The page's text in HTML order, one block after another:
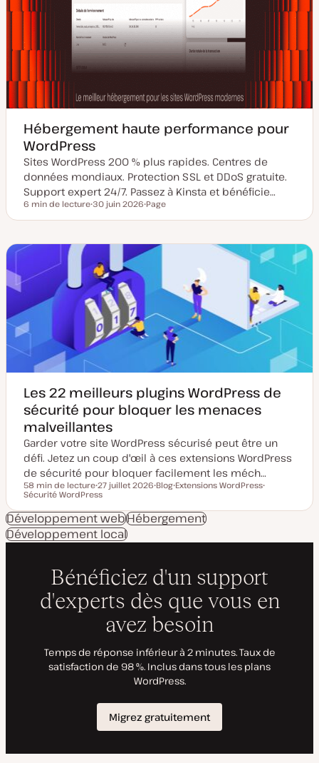
Hébergement haute performance pour
WordPress
Sites WordPress 200 % plus rapides. Centres de
données mondiaux. Protection SSL et DDoS gratuite.
Support expert 24/7. Passez à Kinsta et bénéficie…
Temps de lecture
6 min de lecture
a
m
s
e
à
j
o
u
r
30 juin 2026
y
d
u
c
a
t
i
Page
Les 22 meilleurs plugins WordPress de
sécurité pour bloquer les menaces
malveillantes
Garder votre site WordPress sécurisé peut être un
défi. Jetez un coup d'œil à ces extensions WordPress
de sécurité pour bloquer facilement les méch…
Temps de lecture
58 min de lecture
D
t
e
d
e
s
e
à
j
o
27 juillet 2026
p
e
e
l
i
c
a
t
i
o
Blog
j
e
Extensions WordPress
j
Sécurité WordPress
Développement webHébergement
Développement local